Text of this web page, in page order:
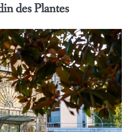
des Plantes